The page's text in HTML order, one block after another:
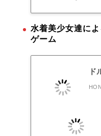
水着美少女達に
ゲーム
ド